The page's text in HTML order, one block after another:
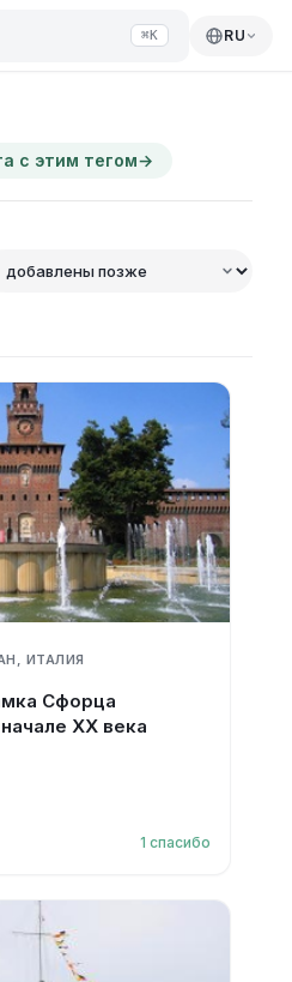
⌘K RU
с этим тегом→
ИТАЛИЯ
Сфорца
XX века
1 спасибо